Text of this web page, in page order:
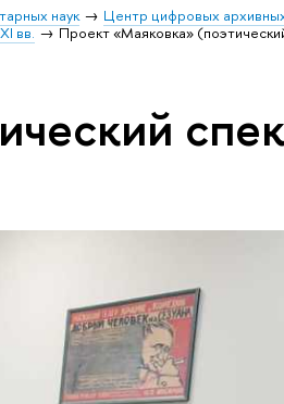
наук
Центр цифровых
вв. Проект «Маяковка»